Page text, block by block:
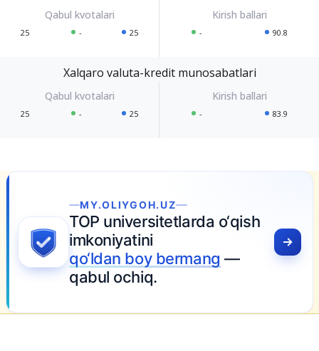
25 - 25 - 90.8
Xalqaro valuta-kredit munosabatlari
25 - 25 - 83.9
o‘qish
boy bermang—